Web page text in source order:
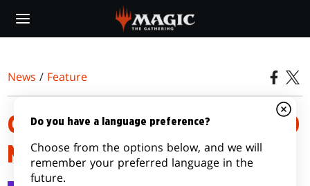
main
News / Feature
COLECIONANDO ASSASSINATO
NA MANSÃO KARLOV
Do you have a language preference?
Choose from the options below, and we will
remember your preferred language in the
future.